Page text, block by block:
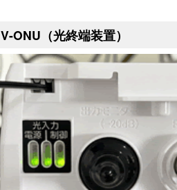
V-ONU（光終端装置）